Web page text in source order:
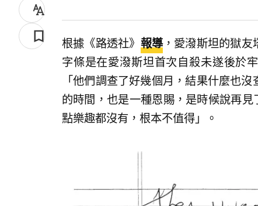
根據《路透社》 報導，愛潑斯坦的獄友
字條是在愛潑斯坦首次自殺未遂後於
「他們調查了好幾個月，結果什麼也
的時間，也是一種恩賜，是時候說再
點樂趣都沒有，根本不值得」。